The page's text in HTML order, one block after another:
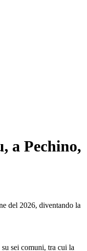
a Pechino,
del 2026, diventando la
sei comuni, tra cui la